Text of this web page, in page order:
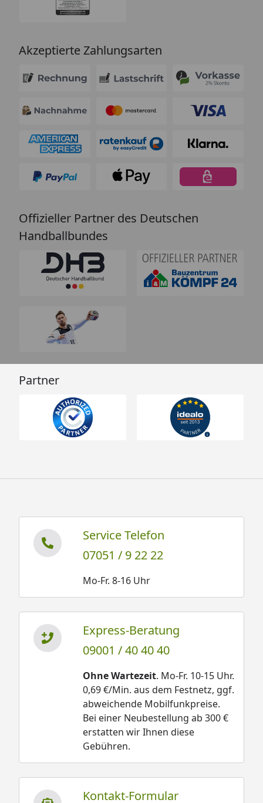
Akzeptierte Zahlungsarten
Offizieller Partner des Deutschen
Handballbundes
Partner
Service Telefon
07051 / 9 22 22
Mo-Fr. 8-16 Uhr
Express-Beratung
09001 / 40 40 40
Ohne Wartezeit. Mo-Fr. 10-15 Uhr.
0,69 €/Min. aus dem Festnetz, ggf.
abweichende Mobilfunkpreise.
Bei einer Neubestellung ab 300 €
erstatten wir Ihnen diese
Gebühren.
Kontakt-Formular